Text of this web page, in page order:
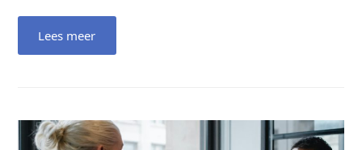
Lees meer